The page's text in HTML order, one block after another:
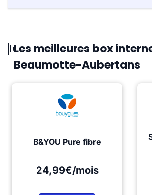
Les meilleures box
Beaumotte-Aubertans
B&YOU Pure fibre
24,99€/mois